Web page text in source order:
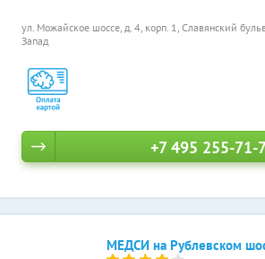
ул. Можайское шоссе, д. 4, корп. 1, Славянский
Запад
+7 495 255-71-
МЕДСИ на Рублевском